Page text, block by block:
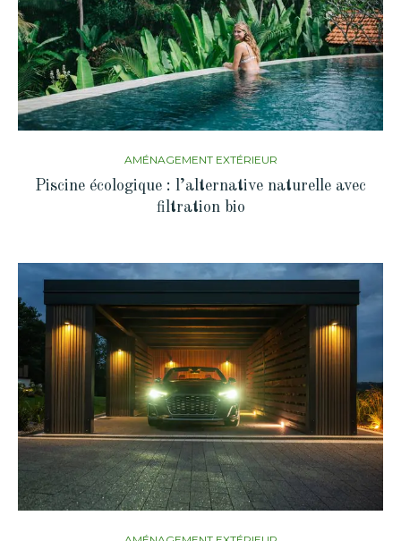
AMÉNAGEMENT EXTÉRIEUR
Piscine écologique : l’alternative naturelle avec
filtration bio